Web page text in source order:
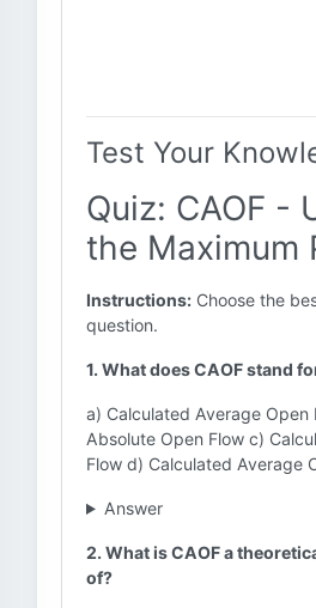
Test Your
Quiz: CAOF -
the Maximum
Instructions: Choose the
question.
1. What does CAOF stand
a) Calculated Average Open
Absolute Open Flow c)
Flow d) Calculated Average
Answer
2. What is CAOF a
of?